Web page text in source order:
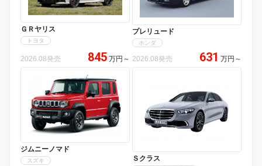
ＧＲヤリス
トヨタ
2026.08発売 845 万円 ～
プレリュード
ホンダ
2026.08発売 631 万円 ～
ジムニーノマド
スズキ Ｓクラス